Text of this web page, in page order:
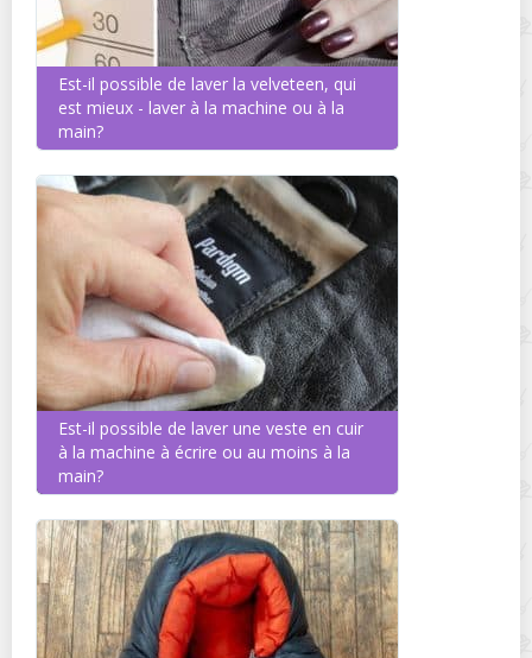
Est-il possible de laver la velveteen, qui
est mieux - laver à la machine ou à la
main?
Est-il possible de laver une veste en cuir
à la machine à écrire ou au moins à la
main?